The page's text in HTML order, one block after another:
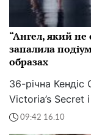
“Ангел, який не
запалила
образах
36-річна
Victoria’s Secret
09:42 16.10